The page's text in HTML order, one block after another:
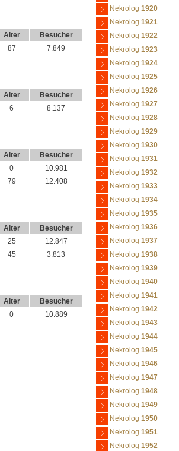
Alter
Besucher
87 7.849
Alter
Besucher
6 8.137
Alter
Besucher
0
10.981
79 12.408
Alter
Besucher
25
12.847
45 3.813
Alter
Besucher
0 10.889
Nekrolog 1920
Nekrolog 1921
Nekrolog 1922
Nekrolog 1923
Nekrolog 1924
Nekrolog 1925
Nekrolog 1926
Nekrolog 1927
Nekrolog 1928
Nekrolog 1929
Nekrolog 1930
Nekrolog 1931
Nekrolog 1932
Nekrolog 1933
Nekrolog 1934
Nekrolog 1935
Nekrolog 1936
Nekrolog 1937
Nekrolog 1938
Nekrolog 1939
Nekrolog 1940
Nekrolog 1941
Nekrolog 1942
Nekrolog 1943
Nekrolog 1944
Nekrolog 1945
Nekrolog 1946
Nekrolog 1947
Nekrolog 1948
Nekrolog 1949
Nekrolog 1950
Nekrolog 1951
Nekrolog 1952